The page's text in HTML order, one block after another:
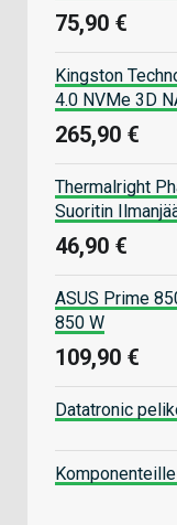
75,90 €
Kingston
4.0 NVMe 3D
265,90 €
Thermalright
Suoritin
46,90 €
ASUS Prime
850 W
109,90 €
Datatronic